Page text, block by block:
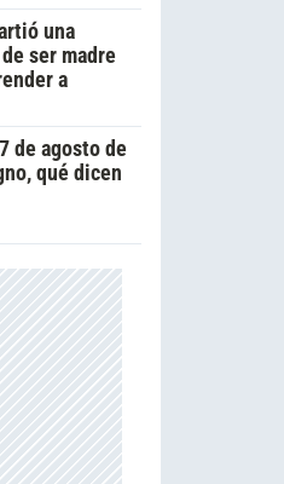
una
ser madre
a
de agosto de
qué dicen